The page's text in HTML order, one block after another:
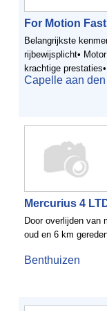
For Motion
Belangrijkste
rijbewijsplicht•
krachtige
chromen accenten•
Capelle aan den
Mercurius 4
Door overlijden van
oud en 6 km
Benthuizen